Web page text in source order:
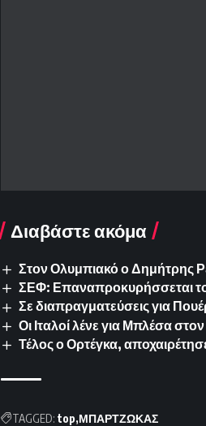
Διαβάστε ακόμα
Στον Ολυμπιακό ο Δημήτρης
ΣΕΦ: Επαναπροκυρήσσεται το
Σε διαπραγματεύσεις για
Οι Ιταλοί λένε για Μπλέσα
Τέλος ο Ορτέγκα,
TAGGED: top ΜΠΑΡΤΖΩΚΑΣ